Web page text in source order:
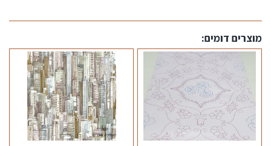
מוצרים דומים: